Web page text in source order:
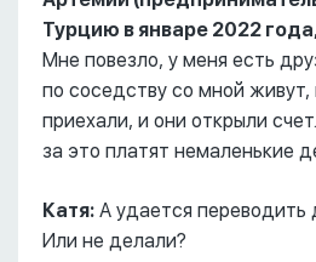
Турцию в январе 2022
Мне повезло, у меня есть
по соседству со мной
приехали, и они открыли
за это платят немаленькие
Катя: А удается переводить
Или не делали?